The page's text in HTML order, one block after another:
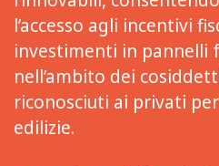
l’accesso agli incentivi
investimenti in pannelli
nell’ambito dei
riconosciuti ai privati
edilizie.